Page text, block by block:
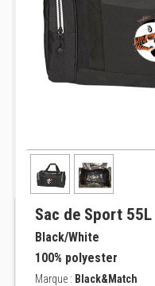
Sac de Sport 55L
Black/White
100% polyester
Marque : Black&Match